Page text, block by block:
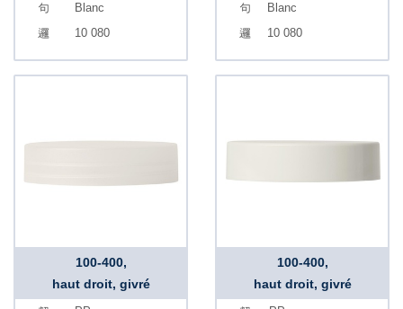
Blanc
10 080
Blanc
10 080
100-400,
haut droit, givré
100-400,
haut droit, givré